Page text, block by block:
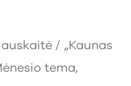
/ „Kaunas
tema,